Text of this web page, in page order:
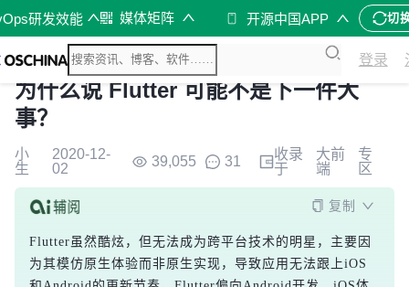
研发效能 媒体矩阵 开源中国APP 切
登录
为什么说 Flutter 可能不是下一件大
事？
小
生
2020-12-
02
39,055 31
收录
于
大前
端
专
区
复制
Flutter虽然酷炫，但无法成为跨平台技术的明星，主要因
为其模仿原生体验而非原生实现，导致应用无法跟上iOS